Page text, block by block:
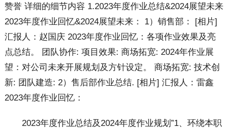
赞誉 详细的细节内容 1.2023年度作业总结&2024展望未来
2023年度作业回忆&2024展望未来： 1）销售部： [相片]
汇报人：赵国庆 2023年度作业回忆：各项作业效果及亮
点总结。 团队协作: 项目效果: 商场拓宽: 2024年作业展
望：对公司未来开展规划及方针设定。 商场拓宽: 技术创
新: 团队建造: 2）售后部作业总结. [相片] 汇报人：雷鑫
2023年度作业回忆：
2023年度作业总结及2024年度作业规划”1、环绕本职